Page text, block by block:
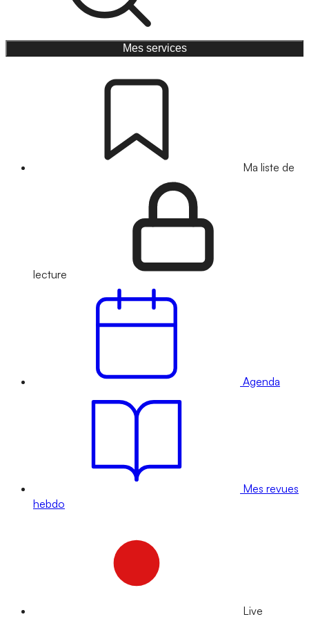
Mes services
Ma liste de
lecture
Agenda
Mes revues
hebdo
Live